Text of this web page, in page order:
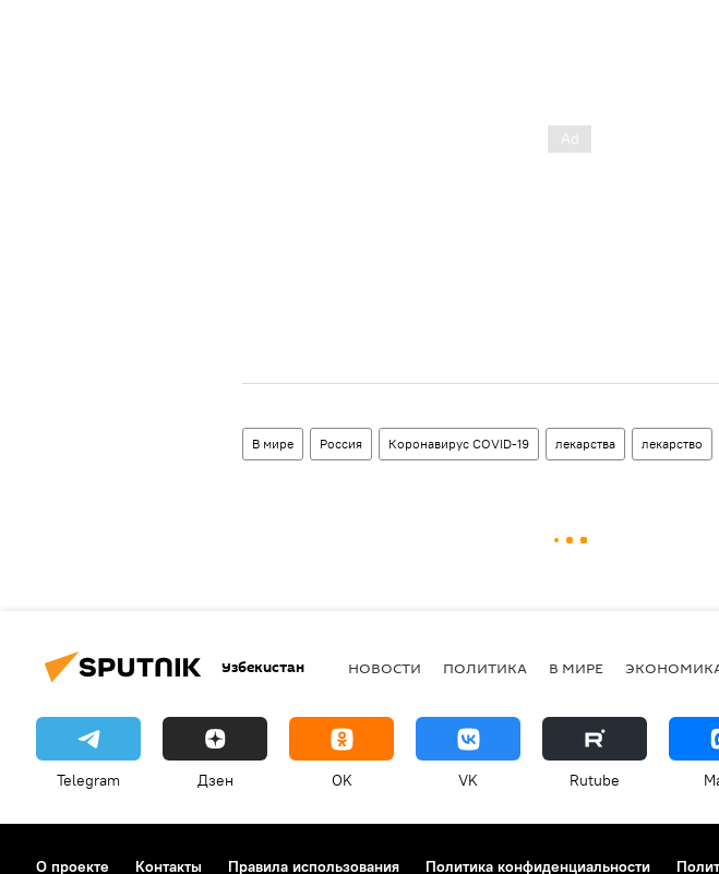
В мире Россия Коронавирус COVID-19 лекарства лекарство
Узбекистан НОВОСТИ ПОЛИТИКА В МИРЕ
Telegram Дзен OK VK Rutube
О проекте Контакты Правила использования Политика конфиденциальности